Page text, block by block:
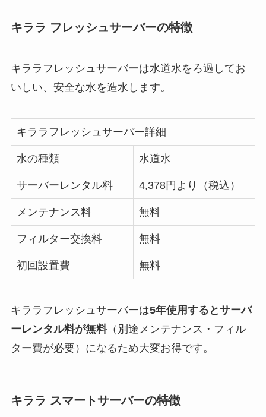
キララ フレッシュサーバーの特徴
キララフレッシュサーバーは水道水をろ過してお
いしい、安全な水を造水します。
キララフレッシュサーバー詳細
水の種類 水道水
サーバーレンタル料 4,378円より（税込）
メンテナンス料 無料
フィルター交換料 無料
初回設置費 無料
キララフレッシュサーバーは5年使用するとサーバ
ーレンタル料が無料（別途メンテナンス・フィル
ター費が必要）になるため大変お得です。
キララ スマートサーバーの特徴